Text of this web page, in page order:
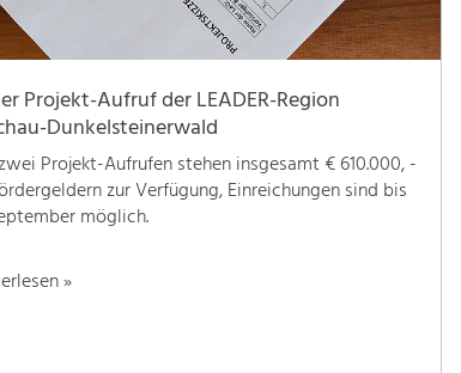
Projekt-Aufruf der LEADER-Region
Dunkelsteinerwald
Projekt-Aufrufen stehen insgesamt € 610.000, -
zur Verfügung, Einreichungen sind bis
möglich.
»